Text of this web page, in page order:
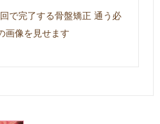
で完了する骨盤矯正 通う必
画像を見せます